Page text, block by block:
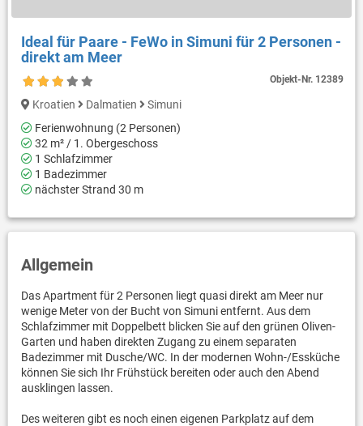
Ideal für Paare - FeWo in Simuni für 2 Personen -
direkt am Meer
Objekt-Nr. 12389
Kroatien Dalmatien
Simuni
Ferienwohnung (2 Personen)
32 m² / 1. Obergeschoss
1 Schlafzimmer
1 Badezimmer
nächster Strand 30 m
Allgemein
Das Apartment für 2 Personen liegt quasi direkt am Meer nur
wenige Meter von der Bucht von Simuni entfernt. Aus dem
Schlafzimmer mit Doppelbett blicken Sie auf den grünen Oliven-
Garten und haben direkten Zugang zu einem separaten
Badezimmer mit Dusche/WC. In der modernen Wohn-/Essküche
können Sie sich Ihr Frühstück bereiten oder auch den Abend
ausklingen lassen.
Des weiteren gibt es noch einen eigenen Parkplatz auf dem